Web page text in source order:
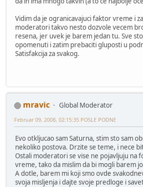
Vidim da je ogranicavajuci faktor vreme i
moderatori takvo nesto dozvole vecem
resena, jer uvek je barem jedan tu. Sve
opomenuti i zatim prebaciti gluposti u
Satisfakcija za svakog.
mravic
Global Moderator
Februar 09, 2008, 02:15:35 POSLE PODNE
Evo otkljucao sam Saturna, stim sto sam
nekoliko postova. Drzite se teme, i nece
Ostali moderatori se vise ne pojavljuju na
vreme, tako da mislim da bi mogli barem
A dotle, barem mi koji smo ovde
svoja misljenja i dajte svoje predloge i